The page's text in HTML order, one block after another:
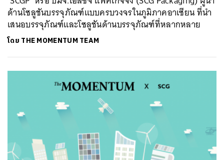
ด้านโซลูชันบรรจุภัณฑ์แบบครบวงจรในภูมิภาคอาเซียน ที่นำ
เสนอบรรจุภัณฑ์และโซลูชันด้านบรรจุภัณฑ์ที่หลากหลาย
โดย THE MOMENTUM TEAM